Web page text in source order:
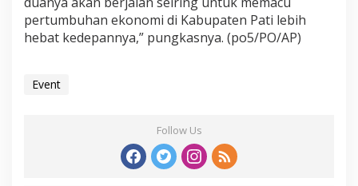
e
n
pertumbuhan ekonomi di Kabupaten Pati lebih
hebat kedepannya,” pungkasnya. (po5/PO/AP)
Event
Follow Us